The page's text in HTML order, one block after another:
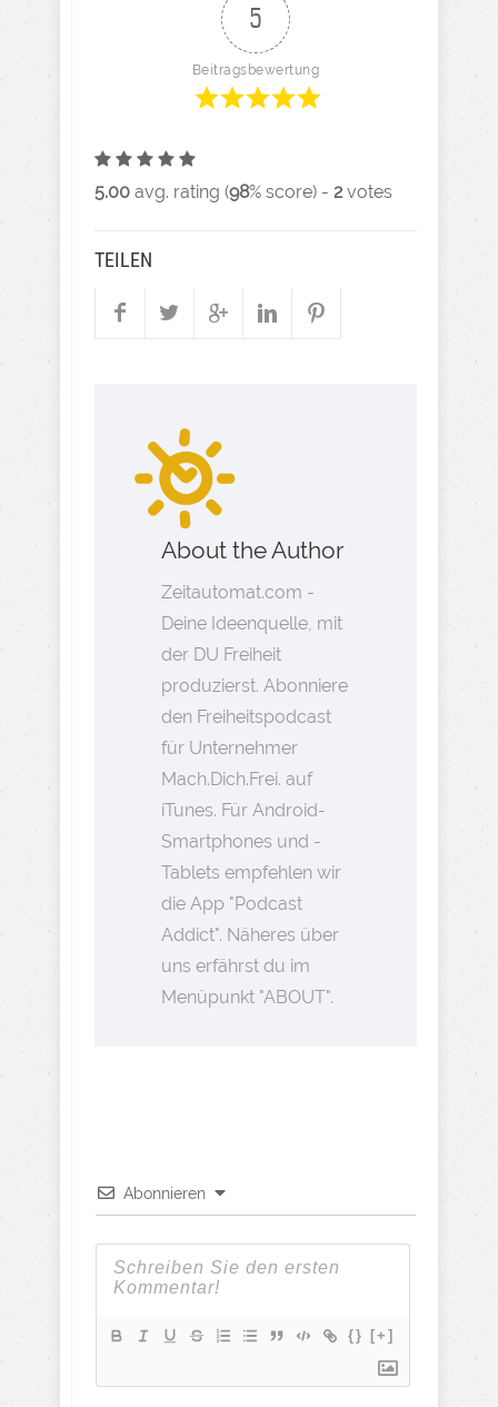
5
Beitragsbewertung
5.00 avg. rating (98% score) - 2votes
TEILEN
About the Author
Zeitautomat.com -
Deine Ideenquelle, mit
der DU Freiheit
produzierst. Abonniere
den Freiheitspodcast
für Unternehmer
Mach.Dich.Frei. auf
iTunes. Für Android-
Smartphones und -
Tablets empfehlen wir
die App "Podcast
Addict". Näheres über
uns erfährst du im
Menüpunkt "ABOUT".
Abonnieren
{} [+]